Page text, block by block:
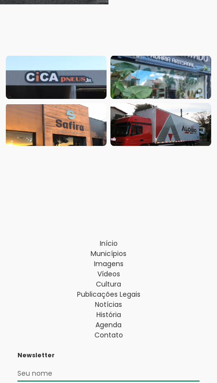
Início
Municípios
Imagens
Vídeos
Cultura
Publicações Legais
Notícias
História
Agenda
Contato
Newsletter